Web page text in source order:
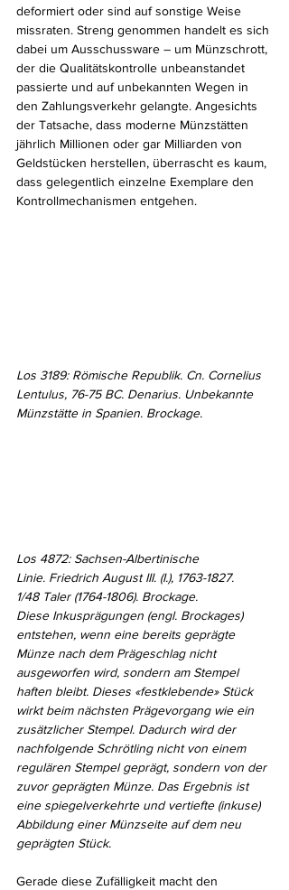
deformiert oder sind auf sonstige Weise
missraten. Streng genommen handelt es sich
dabei um Ausschussware – um Münzschrott,
der die Qualitätskontrolle unbeanstandet
passierte und auf unbekannten Wegen in
den Zahlungsverkehr gelangte. Angesichts
der Tatsache, dass moderne Münzstätten
jährlich Millionen oder gar Milliarden von
Geldstücken herstellen, überrascht es kaum,
dass gelegentlich einzelne Exemplare den
Kontrollmechanismen entgehen.
Los 3189: Römische Republik. Cn. Cornelius
Lentulus, 76-75 BC. Denarius. Unbekannte
Münzstätte in Spanien. Brockage.
Los 4872: Sachsen-Albertinische
Linie. Friedrich August III. (I.), 1763-1827.
1/48 Taler (1764-1806). Brockage.
Diese Inkusprägungen (engl. Brockages)
entstehen, wenn eine bereits geprägte
Münze nach dem Prägeschlag nicht
ausgeworfen wird, sondern am Stempel
haften bleibt. Dieses «festklebende» Stück
wirkt beim nächsten Prägevorgang wie ein
zusätzlicher Stempel. Dadurch wird der
nachfolgende Schrötling nicht von einem
regulären Stempel geprägt, sondern von der
zuvor geprägten Münze. Das Ergebnis ist
eine spiegelverkehrte und vertiefte (inkuse)
Abbildung einer Münzseite auf dem neu
geprägten Stück.
Gerade diese Zufälligkeit macht den